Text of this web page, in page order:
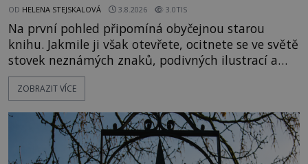
OD HELENA STEJSKALOVÁ 3.8.2026 3.0TIS
Na první pohled připomíná obyčejnou starou
knihu. Jakmile ji však otevřete, ocitnete se ve světě
stovek neznámých znaků, podivných ilustrací a
textu, který už téměř dvě století vzdoruje všem
pokusům o rozluštění. Rohoncský kodex patří mezi
jistotou neví, kdo jej napsal, kdy vznikl ani co
vlastně vypráví. Rohoncský kodex se poprvé
objevuje v roce
ZOBRAZIT VÍCE